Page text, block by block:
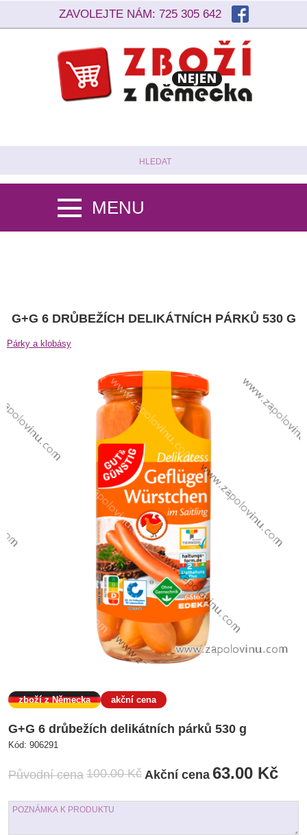
ZAVOLEJTE NÁM: 725 305 642
MENU
G+G 6 DRŮBEŽÍCH DELIKÁTNÍCH PÁRKŮ 530 G
Párky a klobásy
zboží z Německa akční cena
G+G 6 drůbežích delikátních párků 530 g
Kód: 906291
Původní cena 100.00 Kč Akční cena 63.00 Kč